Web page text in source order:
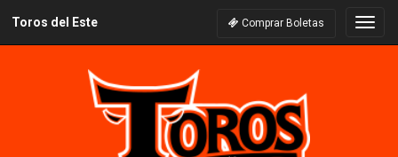
Toros del Este Comprar Boletas